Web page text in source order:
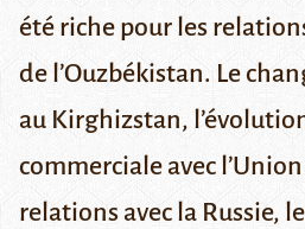
été riche pour les
de l’Ouzbékistan. Le
au Kirghizstan,
commerciale avec
relations avec la Russie,